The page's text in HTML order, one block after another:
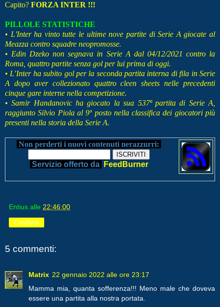
Capito? FORZA INTER !!!
PILLOLE STATISTICHE
• L'Inter ha vinto tutte le ultime nove partite di Serie A giocate al
Meazza contro squadre neopromosse.
• Edin Dzeko non segnava in Serie A dal 04/12/2021 contro la
Roma, quattro partite senza gol per lui prima di oggi.
• L’Inter ha subito gol per la seconda partita interna di fila in Serie
A dopo aver collezionato quattro cleen sheets nelle precedenti
cinque gare interne nella competizione.
• Samir Handanovic ha giocato la sua 537ª partita di Serie A,
raggiunto Silvio Piola al 9º posto nella classifica dei giocatori più
presenti nella storia della Serie A.
Non perderti i nuovi contenuti nerazzurri:
Servizio offerto da FeedBurner
Entius alle 22:46:00
Condividi
5 commenti:
Matrix 22 gennaio 2022 alle ore 23:17
Mamma mia, quanta sofferenza!!! Meno male che doveva
essere una partita alla nostra portata.